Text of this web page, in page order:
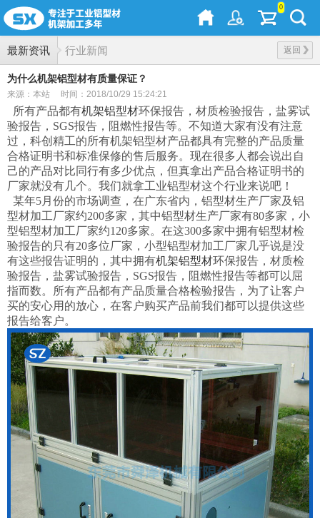
0
最新资讯 返回
行业新闻
为什么机架铝型材有质量保证？
来源：本站 时间：2018/10/29 15:24:21
所有产品都有机架铝型材环保报告，材质检验报告，盐雾试
验报告，SGS报告，阻燃性报告等。不知道大家有没有注意
过，科创精工的所有机架铝型材产品都具有完整的产品质量
合格证明书和标准保修的售后服务。现在很多人都会说出自
己的产品对比同行有多少优点，但真拿出产品合格证明书的
厂家就没有几个。我们就拿工业铝型材这个行业来说吧！
某年5月份的市场调查，在广东省内，铝型材生产厂家及铝
型材加工厂家约200多家，其中铝型材生产厂家有80多家，小
型铝型材加工厂家约120多家。在这300多家中拥有铝型材检
验报告的只有20多位厂家，小型铝型材加工厂家几乎说是没
有这些报告证明的，其中拥有机架铝型材环保报告，材质检
验报告，盐雾试验报告，SGS报告，阻燃性报告等都可以屈
指而数。所有产品都有产品质量合格检验报告，为了让客户
买的安心用的放心，在客户购买产品前我们都可以提供这些
报告给客户。